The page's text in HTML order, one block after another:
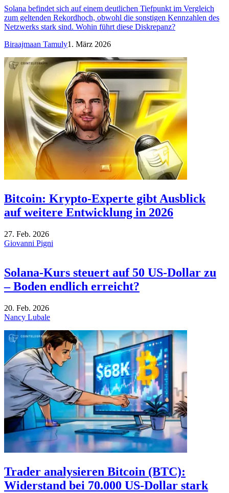
Solana befindet sich auf einem deutlichen Tiefpunkt im Vergleich
zum geltenden Rekordhoch, obwohl die sonstigen Kennzahlen des
Netzwerks stark sind. Wohin führt diese Diskrepanz?
Biraajmaan Tamuly1. März 2026
Bitcoin: Krypto-Experte gibt Ausblick
auf weitere Entwicklung in 2026
27. Feb. 2026
Giovanni Pigni
Solana-Kurs steuert auf 50 US-Dollar zu
– Boden endlich erreicht?
20. Feb. 2026
Nancy Lubale
Trader analysieren Bitcoin (BTC):
Widerstand bei 70.000 US-Dollar stark